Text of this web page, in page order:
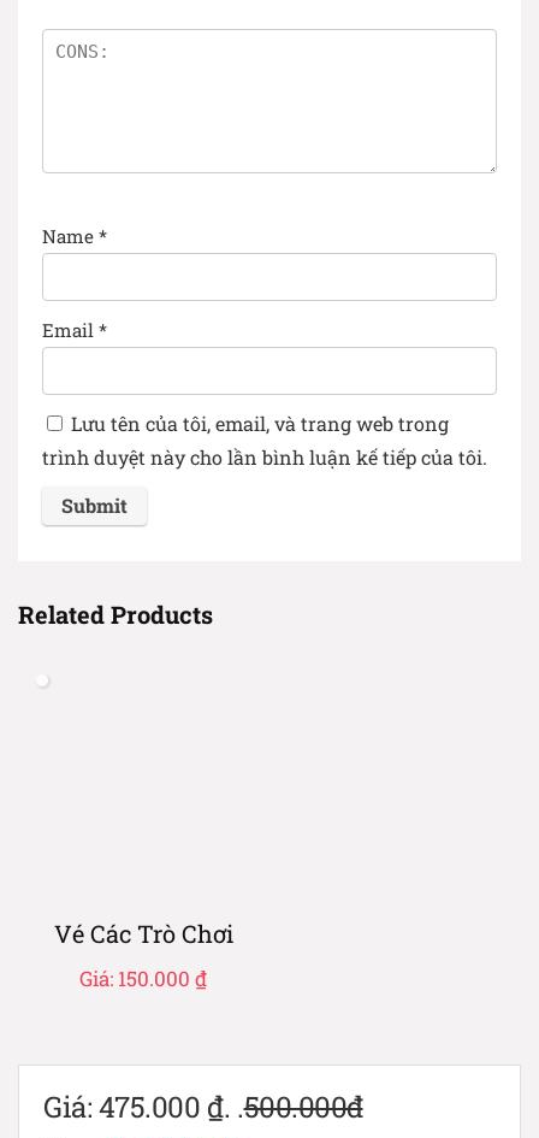
Name *
Email *
Lưu tên của tôi, email, và trang web trong
trình duyệt này cho lần bình luận kế tiếp của tôi.
Related Products
Vé Các Trò Chơi
Giá: 150.000₫
Giá:475.000 ₫. .500.000đ